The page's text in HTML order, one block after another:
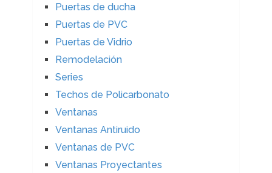
Puertas de ducha
Puertas de PVC
Puertas de Vidrio
Remodelación
Series
Techos de Policarbonato
Ventanas
Ventanas Antiruido
Ventanas de PVC
Ventanas Proyectantes